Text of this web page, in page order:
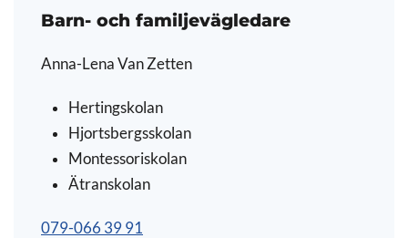
Barn- och familjevägledare
Anna-Lena Van Zetten
Hertingskolan
Hjortsbergsskolan
Montessoriskolan
Ätranskolan
079-066 39 91